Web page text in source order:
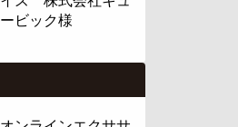
ービック様